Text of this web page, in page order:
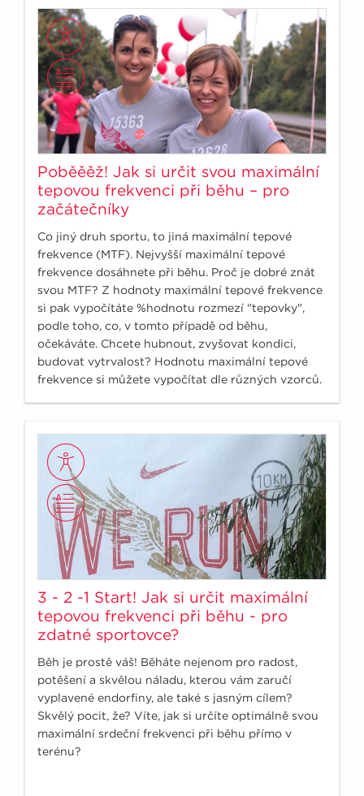
hodnoty.
Poběěěž! Jak si určit svou maximální
tepovou frekvenci při běhu – pro
začátečníky
Co jiný druh sportu, to jiná maximální tepové
frekvence (MTF). Nejvyšší maximální tepové
frekvence dosáhnete při běhu. Proč je dobré znát
svou MTF? Z hodnoty maximální tepové frekvence
si pak vypočítáte %hodnotu rozmezí "tepovky",
podle toho, co, v tomto případě od běhu,
očekáváte. Chcete hubnout, zvyšovat kondici,
budovat vytrvalost? Hodnotu maximální tepové
frekvence si můžete vypočítat dle různých vzorců.
3 - 2 -1 Start! Jak si určit maximální
tepovou frekvenci při běhu - pro
zdatné sportovce?
Běh je prostě váš! Běháte nejenom pro radost,
potěšení a skvělou náladu, kterou vám zaručí
vyplavené endorfiny, ale také s jasným cílem?
Skvělý pocit, že? Víte, jak si určíte optimálně svou
maximální srdeční frekvenci při běhu přímo v
terénu?